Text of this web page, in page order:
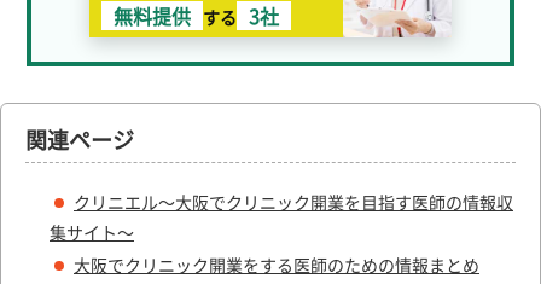
無料提供 する 3社
関連ページ
クリニエル～大阪でクリニック開業を目指す医師の情報収
集サイト～
大阪でクリニック開業をする医師のための情報まとめ